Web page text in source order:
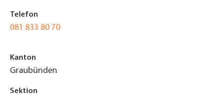
Telefon
081 833 80 70
Kanton
Graubünden
Sektion